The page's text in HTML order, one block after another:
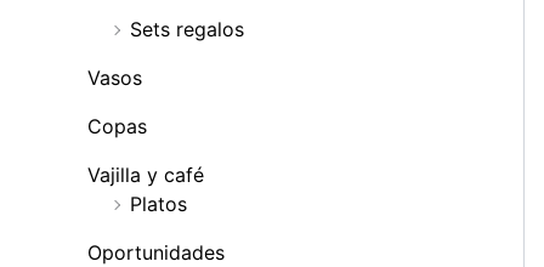
Sets regalos
Vasos
Copas
Vajilla y café
Platos
Oportunidades